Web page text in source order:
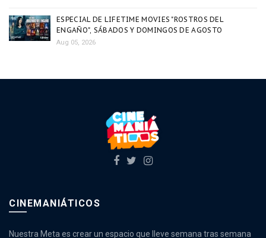
ESPECIAL DE LIFETIME MOVIES "ROSTROS DEL
ENGAÑO", SÁBADOS Y DOMINGOS DE AGOSTO
Aug 05, 2026
CINEMANIÁTICOS
Nuestra Meta es crear un espacio que lleve semana tras semana